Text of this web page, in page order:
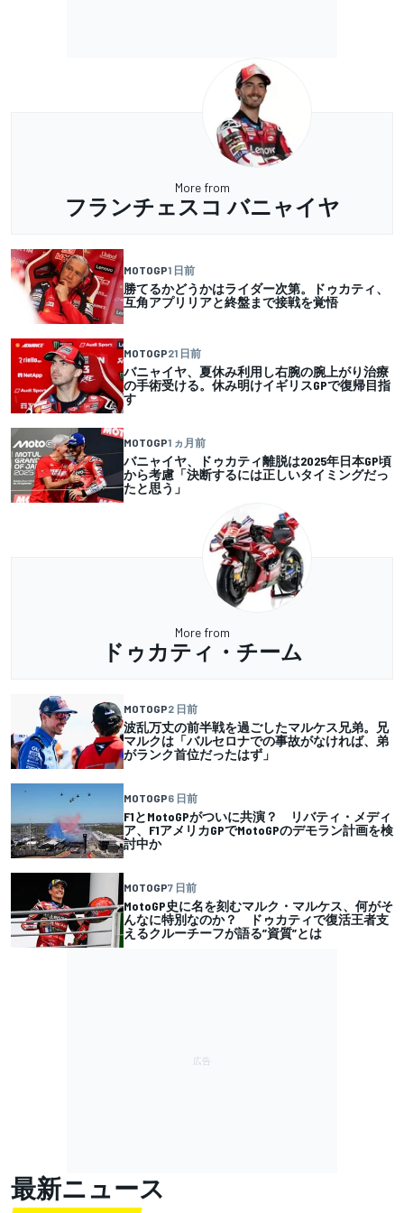
More from
フランチェスコ バニャイヤ
MOTOGP1 日前
勝てるかどうかはライダー次第。ドゥカティ、
互角アプリリアと終盤まで接戦を覚悟
MOTOGP21 日前
バニャイヤ、夏休み利用し右腕の腕上がり治療
の手術受ける。休み明けイギリスGPで復帰目指
す
MOTOGP1 ヵ月前
バニャイヤ、ドゥカティ離脱は2025年日本GP頃
から考慮「決断するには正しいタイミングだっ
たと思う」
More from
ドゥカティ・チーム
MOTOGP2 日前
波乱万丈の前半戦を過ごしたマルケス兄弟。兄
マルクは「バルセロナでの事故がなければ、弟
がランク首位だったはず」
MOTOGP6 日前
F1とMotoGPがついに共演？ リバティ・メディ
ア、F1アメリカGPでMotoGPのデモラン計画を検
討中か
MOTOGP7 日前
MotoGP史に名を刻むマルク・マルケス、何がそ
んなに特別なのか？ ドゥカティで復活王者支
えるクルーチーフが語る”資質”とは
最新ニュース